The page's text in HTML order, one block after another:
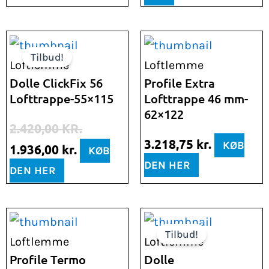
Tilbud!
Loftlemme
Dolle ClickFix 56
Lofttrappe-55×115
2.420,00KR.
Den
oprindelige
pris
var:
1.936,00 kr.
Den
pris
er:
1.936,00 kr..
KØB
DEN HER
Loftlemme
Profile Extra
Lofttrappe 46 mm-
62×122
3.218,75 kr.
KØB
DEN HER
Loftlemme
Profile Termo
Tilbud!
Loftlemme
Dolle
Den
oprindelige
pris
Den
aktuelle